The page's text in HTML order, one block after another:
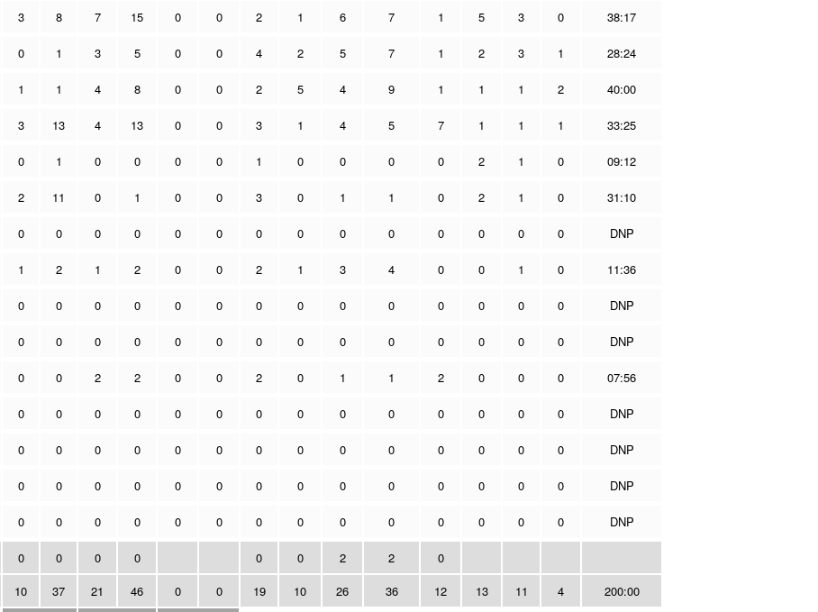
3 8 7 15 0 0 2 1 6 7 1 5 3 0 38:17
0 1 3 5 0 0 4 2 5 7 1 2 3 1 28:24
1 1 4 8 0 0 2 5 4 9 1 1 1 2 40:00
3 13 4 13 0 0 3 1 4 5 7 1 1 1 33:25
0 1 0 0 0 0 1 0 0 0 0 2 1 0 09:12
2 11 0 1 0 0 3 0 1 1 0 2 1 0 31:10
0 0 0 0 0 0 0 0 0 0 0 0 0 0 DNP
1 2 1 2 0 0 2 1 3 4 0 0 1 0 11:36
0 0 0 0 0 0 0 0 0 0 0 0 0 0 DNP
0 0 0 0 0 0 0 0 0 0 0 0 0 0 DNP
0 0 2 2 0 0 2 0 1 1 2 0 0 0 07:56
0 0 0 0 0 0 0 0 0 0 0 0 0 0 DNP
0 0 0 0 0 0 0 0 0 0 0 0 0 0 DNP
0 0 0 0 0 0 0 0 0 0 0 0 0 0 DNP
0 0 0 0 0 0 0 0 0 0 0 0 0 0 DNP
0 0 0 0 0 0 2 2 0
10 37 21 46 0 0 19 10 26 36 12 13 11 4 200:00